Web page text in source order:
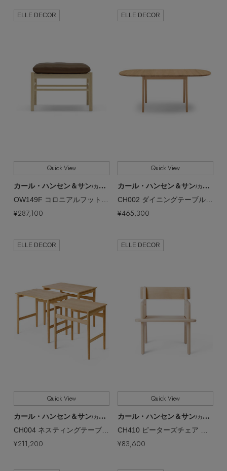
ELLE DECOR
Quick View
カール・ハンセン＆サン/カール・ハンセン＆サン
¥287,100
ELLE DECOR
Quick View
カール・ハンセン＆サン/カール・ハンセン＆サン
CH002 ダイニングテーブル オーク／オイル【メーカー取り寄せ】
¥465,300
ELLE DECOR
Quick View
カール・ハンセン＆サン/カール・ハンセン＆サン
CH004 ネスティングテーブル オーク／オイル【メーカー取り寄せ】
¥211,200
ELLE DECOR
Quick View
カール・ハンセン＆サン/カール・ハンセン＆サン
¥83,600